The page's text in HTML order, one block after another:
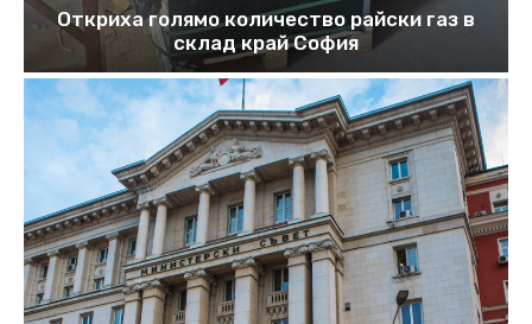
Откриха голямо количество райски газ в
склад край София